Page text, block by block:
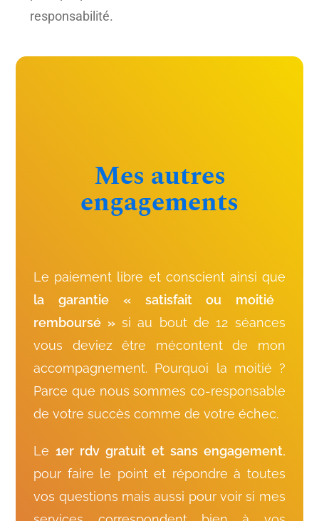
responsabilité.
Mes autres
engagements
Le paiement libre et conscient ainsi que
la garantie « satisfait ou moitié
remboursé »si au bout de 12 séances
vous deviez être mécontent de mon
accompagnement. Pourquoi la moitié ?
Parce que nous sommes co-responsable
de votre succès comme de votre échec.
Le1er rdv gratuit et sans engagement,
pour faire le point et répondre à toutes
vos questions mais aussi pour voir si mes